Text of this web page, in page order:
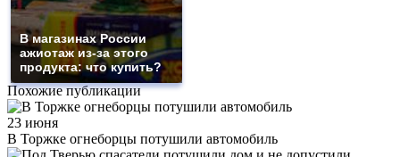
В магазинах России
ажиотаж из-за этого
продукта: что купить?
Похожие публикации
23 июня
В Торжке огнеборцы потушили автомобиль